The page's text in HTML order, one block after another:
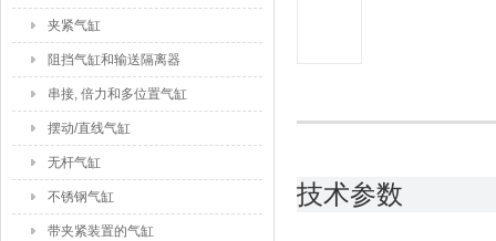
夹紧气缸
阻挡气缸和输送隔离器
串接, 倍力和多位置气缸
摆动/直线气缸
无杆气缸
不锈钢气缸
带夹紧装置的气缸
技术参数